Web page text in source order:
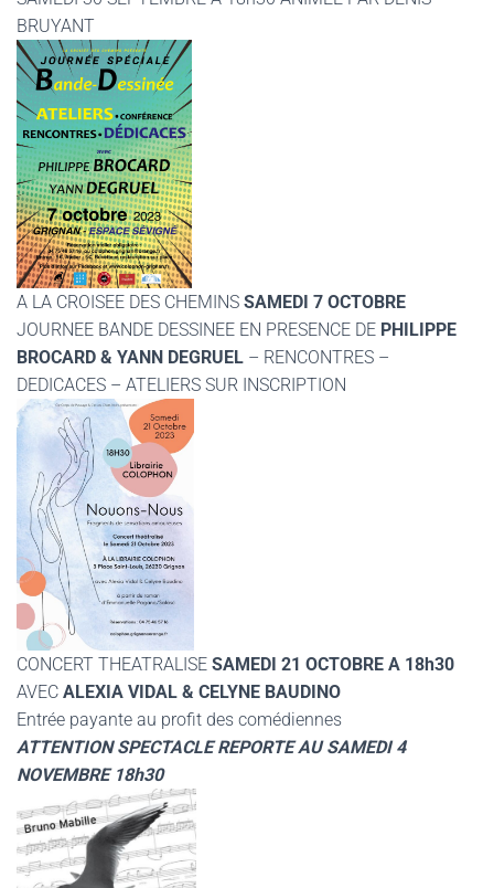
BRUYANT
A LA CROISEE DES CHEMINS SAMEDI 7 OCTOBRE
JOURNEE BANDE DESSINEE EN PRESENCE DE PHILIPPE
BROCARD & YANN DEGRUEL – RENCONTRES –
DEDICACES – ATELIERS SUR INSCRIPTION
CONCERT THEATRALISE SAMEDI 21 OCTOBRE A 18h30
AVEC ALEXIA VIDAL & CELYNE BAUDINO
Entrée payante au profit des comédiennes
ATTENTION SPECTACLE REPORTE AU SAMEDI 4
NOVEMBRE 18h30